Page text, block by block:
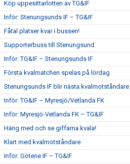
Köp uppesittarlotten av TG&IF
Inför: Stenungsunds IF – TG&IF
Fåtal platser kvar i bussen!
Supporterbuss till Stenungsund
Inför: TG&IF – Stenungsunds IF
Första kvalmatchen spelas på lördag
Stenungsunds IF blir nästa kvalmotståndare
Inför: TG&IF – Myresjö/Vetlanda FK
Inför: Myresjö-Vetlanda FK – TG&IF
Häng med och se giffarna kvala!
Klart med kvalmotståndare
Inför: Götene IF – TG&IF